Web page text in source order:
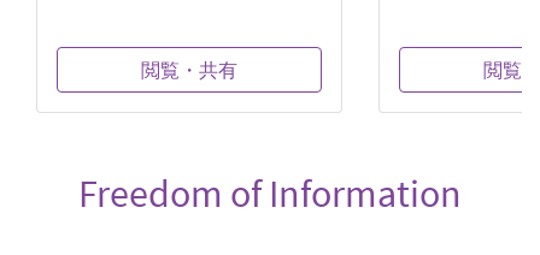
閲覧・共有 閲覧
Freedom of Information